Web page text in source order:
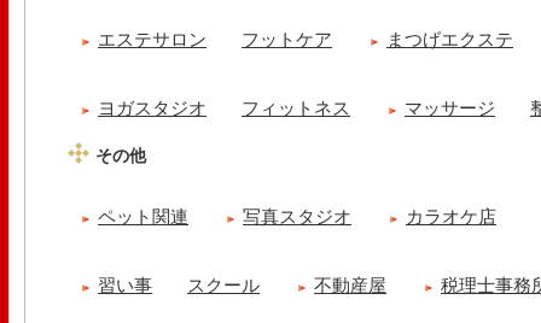
エステサロン フットケア まつげエクステ
ヨガスタジオ フィットネス マッサージ
その他
ペット関連 写真スタジオ カラオケ店
習い事 スクール 不動産屋 税理士事務